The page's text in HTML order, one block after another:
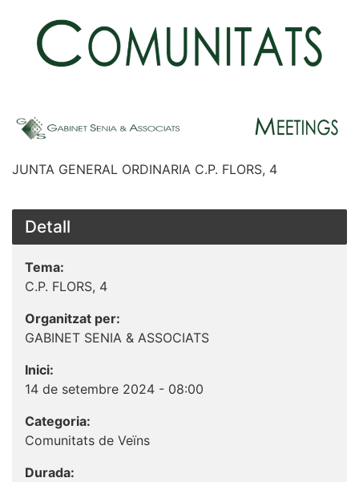
JUNTA GENERAL ORDINARIA C.P. FLORS, 4
Detall
Tema:
C.P. FLORS, 4
Organitzat per:
GABINET SENIA & ASSOCIATS
Inici:
14 de setembre 2024 - 08:00
Categoria:
Comunitats de Veïns
Durada: